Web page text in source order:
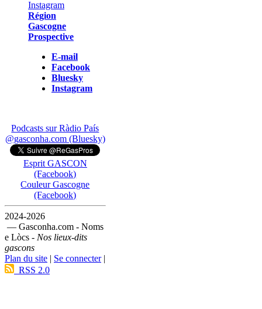
Région
Gascogne
Prospective
E-mail
Facebook
Bluesky
Instagram
Podcasts sur Ràdio País
@gasconha.com (Bluesky)
Esprit GASCON
(Facebook)
Couleur Gascogne
(Facebook)
2024-2026
— Gasconha.com - Noms
e Lòcs - Nos lieux-dits
gascons
Plan du site | Se connecter|
RSS 2.0